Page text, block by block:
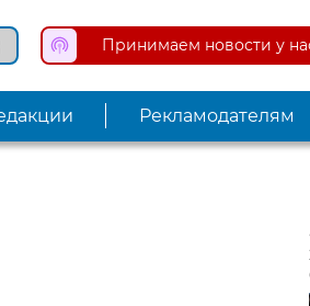
Принимаем новости у
Рекламодателям